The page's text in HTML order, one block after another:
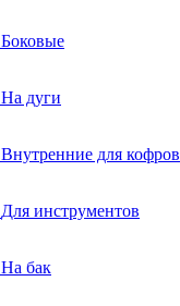
Боковые
На дуги
Внутренние для кофров
Для инструментов
На бак